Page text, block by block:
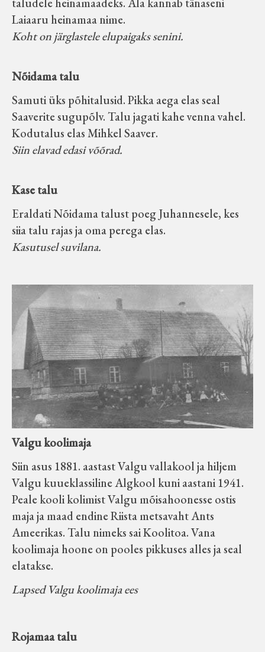
Laiaaru heinamaa nime.
Koht on järglastele elupaigaks senini.
Nõidama talu
Samuti üks põhitalusid. Pikka aega elas seal
Saaverite sugupõlv. Talu jagati kahe venna vahel.
Kodutalus elas Mihkel Saaver.
Siin elavad edasi võõrad.
Kase talu
Eraldati Nõidama talust poeg Juhannesele, kes
siia talu rajas ja oma perega elas.
Kasutusel suvilana.
Valgu koolimaja
Siin asus 1881. aastast Valgu vallakool ja hiljem
Valgu kuueklassiline Algkool kuni aastani 1941.
Peale kooli kolimist Valgu mõisahoonesse ostis
maja ja maad endine Riista metsavaht Ants
Ameerikas. Talu nimeks sai Koolitoa. Vana
koolimaja hoone on pooles pikkuses alles ja seal
elatakse.
Lapsed Valgu koolimaja ees
Rojamaa talu